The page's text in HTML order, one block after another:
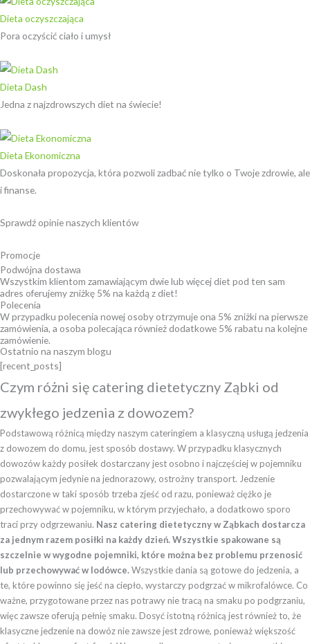
Dieta oczyszczająca
Pora oczyścić ciało i umysł
Dieta Dash
Jedna z najzdrowszych diet na świecie!
Dieta Ekonomiczna
Doskonała propozycja, która pozwoli zadbać nie tylko o Twoje zdrowie, ale
i finanse.
Sprawdź opinie naszych klientów ​
Promocje
Podwójna dostawa
Wszystkim klientom zamawiającym dwie lub więcej diet pod ten sam
adres oferujemy zniżkę 5% na każdą z diet!
Polecenia
W przypadku polecenia nowej osoby otrzymuje ona 5% zniżki na pierwsze
zamówienia, a osoba polecająca również dodatkowe 5% rabatu na kolejne
zamówienie.
Ostatnio na naszym blogu
[recent_posts]
Czym różni się catering dietetyczny Ząbki od
zwykłego jedzenia z dowozem?
Podstawową różnicą między naszym cateringiem a klasyczną usługą jedzenia
z dowozem do domu, jest sposób dostawy. W przypadku klasycznych
dowozów każdy posiłek dostarczany jest osobno i najczęściej w pojemniku
pozwalającym jedynie na jednorazowy, ostrożny transport. Jedzenie
dostarczone w taki sposób trzeba zjeść od razu, ponieważ ciężko je
przechowywać w pojemniku, w którym przyjechało, a dodatkowo sporo
traci przy odgrzewaniu. Nasz catering dietetyczny w Ząbkach dostarcza
za jednym razem posiłki na każdy dzień. Wszystkie spakowane są
szczelnie w wygodne pojemniki, które można bez problemu przenosić
lub przechowywać w lodówce.Wszystkie dania są gotowe do jedzenia, a
te, które powinno się jeść na ciepło, wystarczy podgrzać w mikrofalówce. Co
ważne, przygotowane przez nas potrawy nie tracą na smaku po podgrzaniu,
więc zawsze oferują pełnię smaku. Dosyć istotną różnicą jest również to, że
klasyczne jedzenie na dowóz nie zawsze jest zdrowe, ponieważ większość